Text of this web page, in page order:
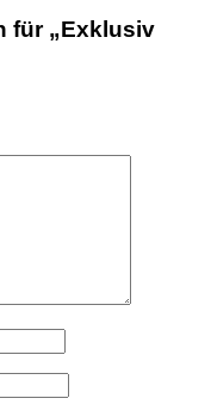
für „Exklusiv